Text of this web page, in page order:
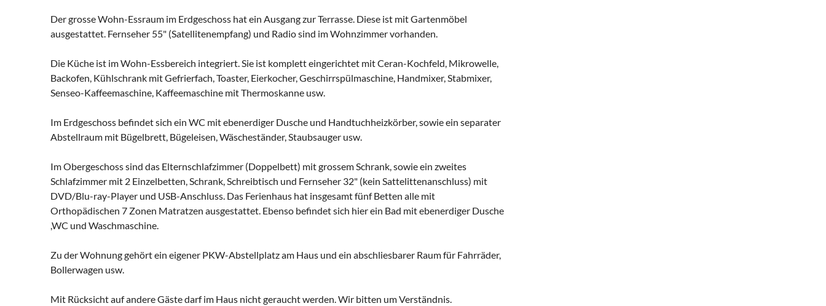
Der grosse Wohn-Essraum im Erdgeschoss hat ein Ausgang zur Terrasse. Diese ist mit Gartenmöbel
ausgestattet. Fernseher 55" (Satellitenempfang) und Radio sind im Wohnzimmer vorhanden.
Die Küche ist im Wohn-Essbereich integriert. Sie ist komplett eingerichtet mit Ceran-Kochfeld, Mikrowelle,
Backofen, Kühlschrank mit Gefrierfach, Toaster, Eierkocher, Geschirrspülmaschine, Handmixer, Stabmixer,
Senseo-Kaffeemaschine, Kaffeemaschine mit Thermoskanne usw.
Im Erdgeschoss befindet sich ein WC mit ebenerdiger Dusche und Handtuchheizkörber, sowie ein separater
Abstellraum mit Bügelbrett, Bügeleisen, Wäscheständer, Staubsauger usw.
Im Obergeschoss sind das Elternschlafzimmer (Doppelbett) mit grossem Schrank, sowie ein zweites
Schlafzimmer mit 2 Einzelbetten, Schrank, Schreibtisch und Fernseher 32" (kein Sattelittenanschluss) mit
DVD/Blu-ray-Player und USB-Anschluss. Das Ferienhaus hat insgesamt fünf Betten alle mit
Orthopädischen 7 Zonen Matratzen ausgestattet. Ebenso befindet sich hier ein Bad mit ebenerdiger Dusche
,WC und Waschmaschine.
Zu der Wohnung gehört ein eigener PKW-Abstellplatz am Haus und ein abschliesbarer Raum für Fahrräder,
Bollerwagen usw.
Mit Rücksicht auf andere Gäste darf im Haus nicht geraucht werden. Wir bitten um Verständnis.